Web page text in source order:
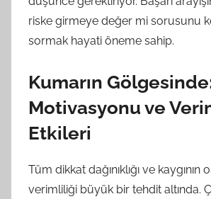
riske girmeye değer mi sorusunu
sormak hayati öneme sahip.
Kumarın
Motivasyonu ve
Etkileri
Tüm dikkat dağınıklığı ve kaygının
verimliliği büyük bir tehdit altında.